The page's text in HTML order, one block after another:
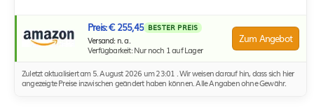
Preis: € 255,45 BESTER PREIS
Versand: n. a.
Verfügbarkeit: Nur noch 1 auf Lager
Zum Angebot
Zuletzt aktualisiert am 5. August 2026 um 23:01 . Wir weisen darauf hin, dass sich hier
angezeigte Preise inzwischen geändert haben können. Alle Angaben ohne Gewähr.